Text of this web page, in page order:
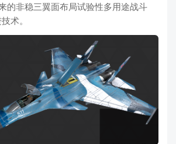
的非稳三翼面布局试验性多用途战斗
术。